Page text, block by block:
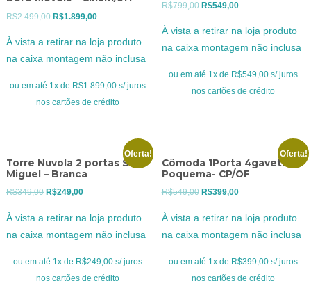
R$2.499,00 O
R$2.499,00.
R$1.899,00O
atual
R$1.899,00.
À vista a retirar na loja produto
na caixa montagem não inclusa
ou em até 1x de R$1.899,00 s/ juros
nos cartões de crédito
R$799,00 O
R$799,00.
R$549,00O
atual
R$549,00.
À vista a retirar na loja produto
na caixa montagem não inclusa
ou em até 1x de R$549,00 s/ juros
nos cartões de crédito
Oferta!
Torre Nuvola 2 portas São
Miguel – Branca
R$349,00 O
R$349,00.
R$249,00O
atual
R$249,00.
À vista a retirar na loja produto
na caixa montagem não inclusa
ou em até 1x de R$249,00 s/ juros
nos cartões de crédito
Oferta!
Cômoda 1Porta 4gavetas
Poquema- CP/OF
R$549,00 O
R$549,00.
R$399,00O
atual
R$399,00.
À vista a retirar na loja produto
na caixa montagem não inclusa
ou em até 1x de R$399,00 s/ juros
nos cartões de crédito